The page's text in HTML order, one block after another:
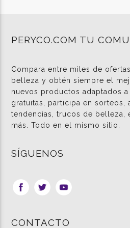
PERYCO.COM TU
Compara entre miles de
belleza y obtén siempre el
nuevos productos adaptados
gratuitas, participa en sorteos,
tendencias, trucos de belleza,
más. Todo en el mismo sitio.
SÍGUENOS
CONTACTO